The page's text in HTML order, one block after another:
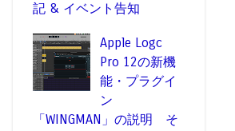
記 & イベント告知
Apple Logc
Pro 12の新機
能・プラグイ
ン
「WINGMAN」の説明 そ